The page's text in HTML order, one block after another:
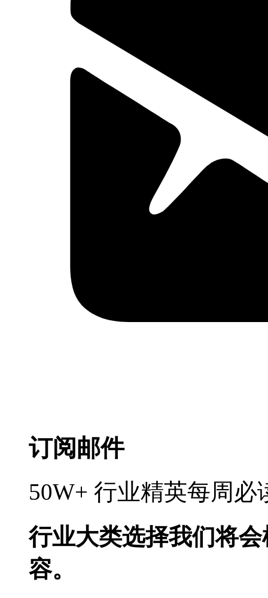
订阅邮件
50W+ 行业精英每周
行业大类选择我们将
容。